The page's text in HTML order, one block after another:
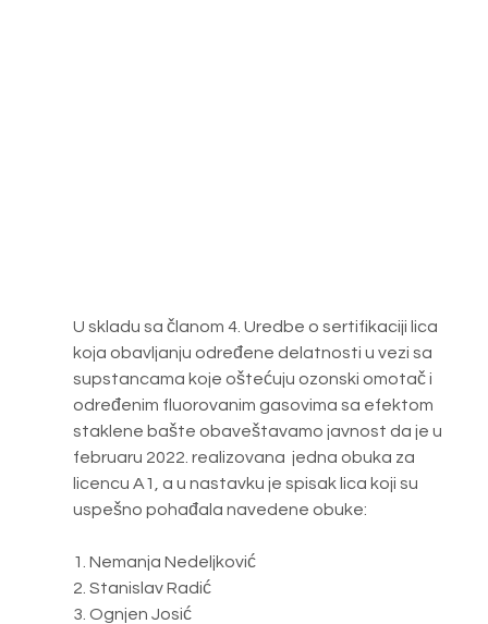
U skladu sa članom 4. Uredbe o sertifikaciji lica
koja obavljanju određene delatnosti u vezi sa
supstancama koje oštećuju ozonski omotač i
određenim fluorovanim gasovima sa efektom
staklene bašte obaveštavamo javnost da je u
februaru 2022. realizovana  jedna obuka za
licencu A1, a u nastavku je spisak lica koji su
uspešno pohađala navedene obuke:
1. Nemanja Nedeljković
2. Stanislav Radić
3. Ognjen Josić